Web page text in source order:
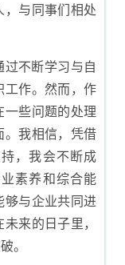
，与同事们相处
不断学习与自
工作。然而，作
一些问题的处理
。我相信，凭借
，我会不断成
素养和综合能
够与企业共同进
来的日子里，
。